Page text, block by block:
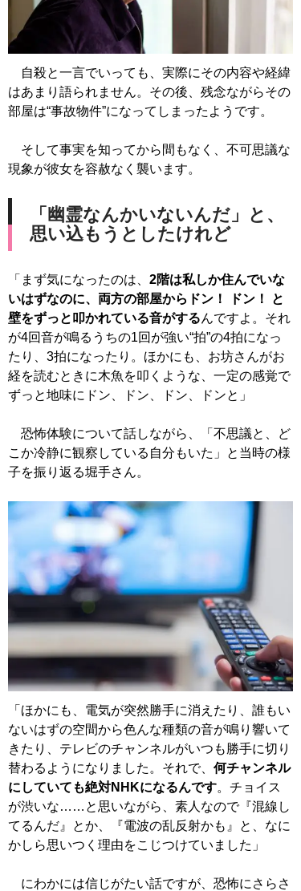
自殺と一言でいっても、実際にその内容や経緯
はあまり語られません。その後、残念ながらその
部屋は“事故物件”になってしまったようです。
そして事実を知ってから間もなく、不可思議な
現象が彼女を容赦なく襲います。
「幽霊なんかいないんだ」と、
思い込もうとしたけれど
「まず気になったのは、 2階は私しか住んでいな
いはずなのに、両方の部屋からドン！ ドン！ と
壁をずっと叩かれている音がするんですよ。それ
が4回音が鳴るうちの1回が強い“拍”の4拍になっ
たり、3拍になったり。ほかにも、お坊さんがお
経を読むときに木魚を叩くような、一定の感覚で
ずっと地味にドン、ドン、ドン、ドンと」
恐怖体験について話しながら、「不思議と、ど
こか冷静に観察している自分もいた」と当時の様
子を振り返る堀手さん。
「ほかにも、電気が突然勝手に消えたり、誰もい
ないはずの空間から色んな種類の音が鳴り響いて
きたり、テレビのチャンネルがいつも勝手に切り
替わるようになりました。それで、 何チャンネル
にしていても絶対NHKになるんです。チョイス
が渋いな……と思いながら、素人なので『混線し
てるんだ』とか、『電波の乱反射かも』と、なに
かしら思いつく理由をこじつけていました」
にわかには信じがたい話ですが、恐怖にさらさ